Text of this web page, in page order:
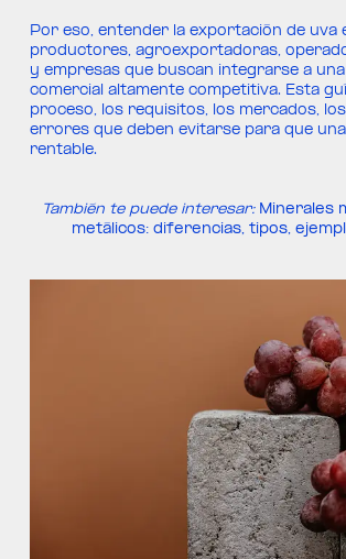
Por eso, entender la exportación de uva
productores, agroexportadoras,
y empresas que buscan integrarse a
comercial altamente competitiva. Esta
proceso, los requisitos, los mercados,
errores que deben evitarse para que
rentable.
También te puede interesar: Minerales
metálicos: diferencias, tipos,